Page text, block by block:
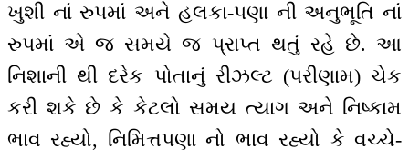
ખુશી નાં રુપમાં અને હલકા-પણા ની અનુભૂતિ નાં
રુપમાં એ જ સમયે જ પ્રાપ્ત થતું રહે છે. આ
નિશાની થી દરેક પોતાનું રીઝલ્ટ (પરીણામ) ચેક
કરી શકે છે કે કેટલો સમય ત્યાગ અને નિષ્કામ
ભાવ રહ્યો, નિમિત્તપણા નો ભાવ રહ્યો કે વચ્ચે-